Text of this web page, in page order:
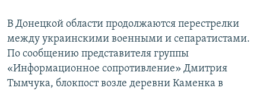
В Донецкой области продолжаются перестрелки
между украинскими военными и сепаратистами.
По сообщению представителя группы
«Информационное сопротивление» Дмитрия
Тымчука, блокпост возле деревни Каменка в